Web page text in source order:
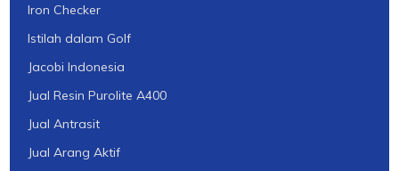
Iron Checker
Istilah dalam Golf
Jacobi Indonesia
Jual Resin Purolite A400
Jual Antrasit
Jual Arang Aktif